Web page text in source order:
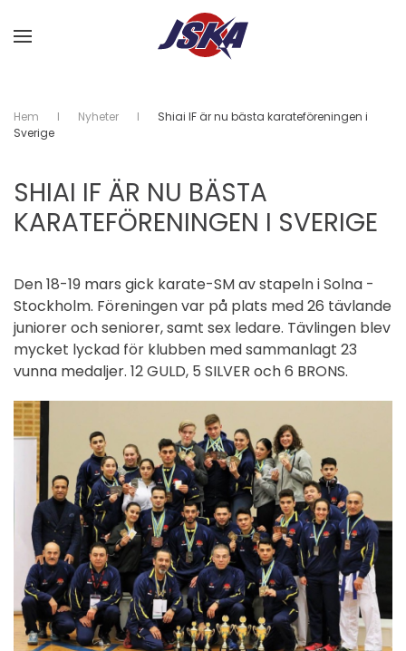
Skip to main content
Hem Nyheter
Shiai IF är nu bästa karateföreningen i
Sverige
SHIAI IF ÄR NU BÄSTA
KARATEFÖRENINGEN I SVERIGE
Den 18-19 mars gick karate-SM av stapeln i Solna -
Stockholm. Föreningen var på plats med 26 tävlande
juniorer och seniorer, samt sex ledare. Tävlingen blev
mycket lyckad för klubben med sammanlagt 23
vunna medaljer. 12 GULD, 5 SILVER och 6 BRONS.